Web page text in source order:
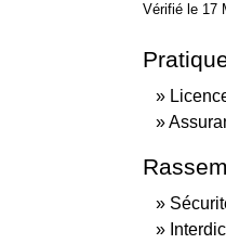
Vérifié le 17